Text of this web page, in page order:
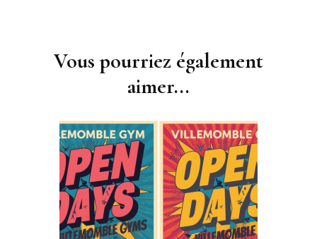
Vous pourriez également
aimer...